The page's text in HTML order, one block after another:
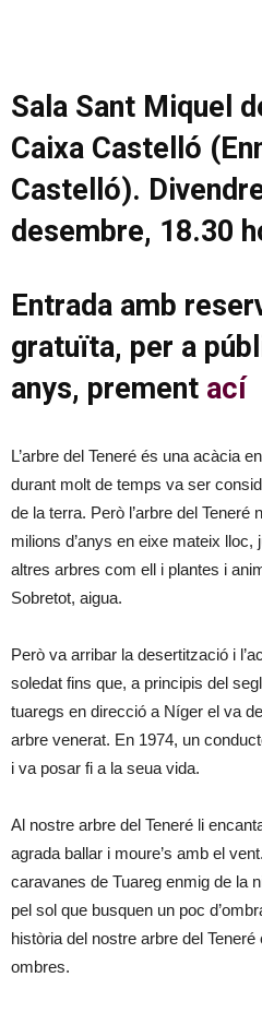
Sala Sant Miquel
Caixa Castelló
Castelló).
desembre, 18.30
Entrada amb
gratuïta, per a
anys, prement ací
L’arbre del Teneré és una acàcia
durant molt de temps va ser
de la terra. Però l’arbre del
milions d’anys en eixe mateix
altres arbres com ell i plantes i
Sobretot, aigua.
Però va arribar la desertització i
soledat fins que, a principis del
tuaregs en direcció a Níger el va
arbre venerat. En 1974, un
i va posar fi a la seua vida.
Al nostre arbre del Teneré li
agrada ballar i moure’s amb el
caravanes de Tuareg enmig de la
pel sol que busquen un poc
història del nostre arbre del
ombres.